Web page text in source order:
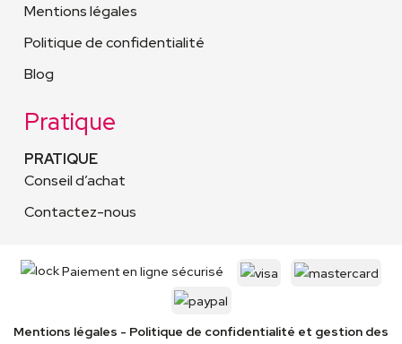
Mentions légales
Politique de confidentialité
Blog
Pratique
PRATIQUE
Conseil d’achat
Contactez-nous
Paiement en ligne sécurisé
Mentions légales - Politique de confidentialité et gestion des